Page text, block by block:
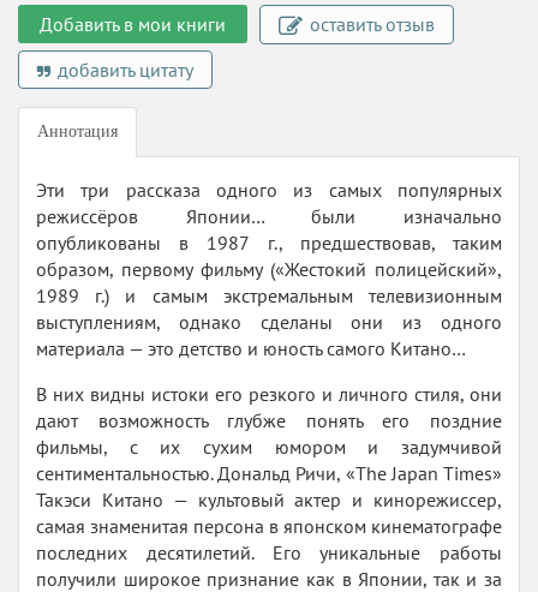
Добавить в мои книги
оставить отзыв
добавить цитату
Аннотация
Эти три рассказа одного из самых популярных
режиссёров Японии… были изначально
опубликованы в 1987 г., предшествовав, таким
образом, первому фильму («Жестокий полицейский»,
1989 г.) и самым экстремальным телевизионным
выступлениям, однако сделаны они из одного
материала — это детство и юность самого Китано…
В них видны истоки его резкого и личного стиля, они
дают возможность глубже понять его поздние
фильмы, с их сухим юмором и задумчивой
сентиментальностью. Дональд Ричи, «The Japan Times»
Такэси Китано — культовый актер и кинорежиссер,
самая знаменитая персона в японском кинематографе
последних десятилетий. Его уникальные работы
получили широкое признание как в Японии, так и за